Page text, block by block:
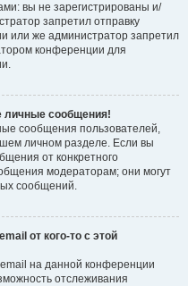
вы не зарегистрированы и/
запретил отправку
или же администратор запретил
конференции для
личные сообщения!
сообщения пользователей,
личном разделе. Если вы
от конкретного
модераторам; они могут
сообщений.
от кого-то с этой
на данной конференции
отслеживания